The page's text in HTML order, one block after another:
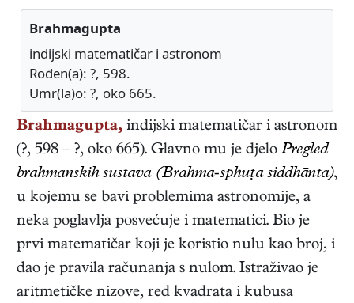
Brahmagupta
indijski matematičar i astronom
Rođen(a): ?, 598.
Umr(la)o: ?, oko 665.
Brahmagupta, indijski matematičar i astronom
(?, 598 – ?, oko 665). Glavno mu je djelo Pregled
brahmanskih sustava (Brahma-sphuṭa siddhānta),
u kojemu se bavi problemima astronomije, a
neka poglavlja posvećuje i matematici. Bio je
prvi matematičar koji je koristio nulu kao broj, i
dao je pravila računanja s nulom. Istraživao je
aritmetičke nizove, red kvadrata i kubusa